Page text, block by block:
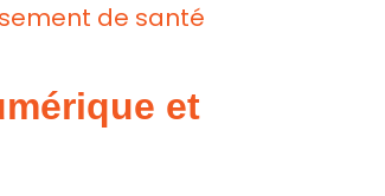
de santé
et